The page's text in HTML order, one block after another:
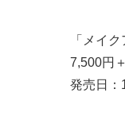
「メイ
7,500円
発売日：